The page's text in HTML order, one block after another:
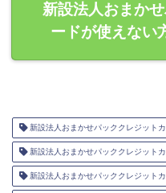
新設法人おまか
ードが使えない
新設法人おまかせパッククレジット
新設法人おまかせパッククレジット
新設法人おまかせパッククレジット